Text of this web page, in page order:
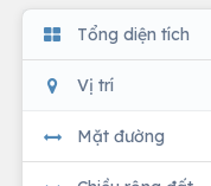
Tổng diện tích
Vị trí
Mặt đường